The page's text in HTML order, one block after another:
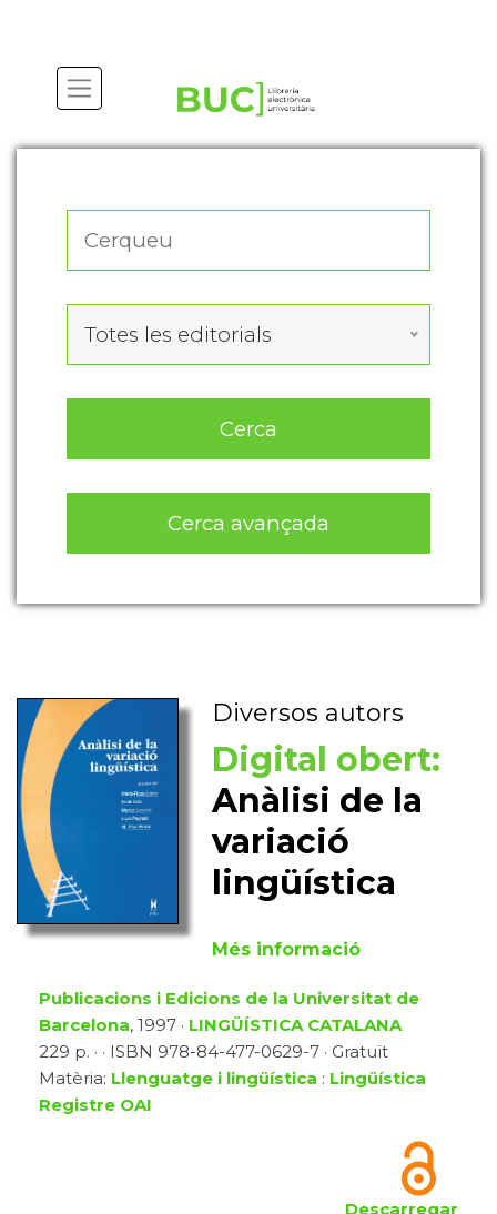
Totes les editorials
Cerca
Cerca avançada
Diversos autors
Digital obert:
Anàlisi de la
variació
lingüística
Més informació
Publicacions i Edicions de la Universitat de
Barcelona, 1997 · LINGÜÍSTICA CATALANA
229 p. · · ISBN 978-84-477-0629-7 · Gratuït
Matèria: Llenguatge i lingüística : Lingüística
Registre OAI
Descarregar